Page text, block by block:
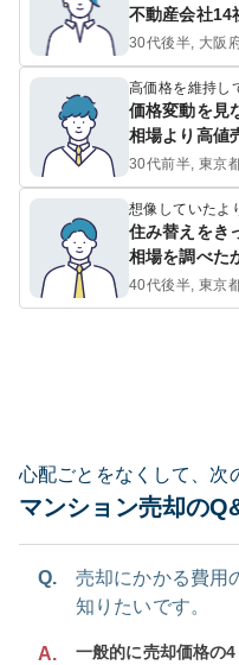
不動産会社14
30代後半, 大阪
高価格を維持し
価格変動を見
相場より高値
30代前半, 東京
想像していたよ
住み替えをき
相場を調べた
40代後半, 東京
心配ごとをなくして、次
マンション売却の
Q.
売却にかかる費用
知りたいです。
A.
一般的に売却価格の4